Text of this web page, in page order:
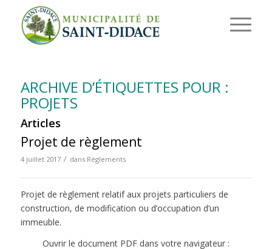
ARCHIVE D’ÉTIQUETTES POUR :
PROJETS
Articles
Projet de règlement
4 juillet 2017 / dans Règlements
Projet de règlement relatif aux projets particuliers de
construction, de modification ou d’occupation d’un
immeuble.
Ouvrir le document PDF dans votre navigateur :